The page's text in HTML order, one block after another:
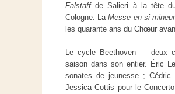
Falstaffde Salieri à la tête du
Cologne. LaMesse en si mineur
les quarante ans du Chœur
Le cycle Beethoven — deux
saison dans son entier. Éric
sonates de jeunesse ;
Jessica Cottis pour le